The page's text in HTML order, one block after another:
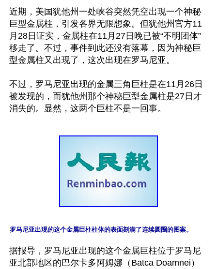
近期，美国犹他州一处峡谷突然凭空出现一个神秘
巨型金属柱，引发各界无限想象。但犹他州官方11
月28日证实，金属柱在11月27日晚已被“不明团体”
移走了。不过，事件到此还没有落幕，因为神秘巨
型金属柱又出现了，这次出现在罗马尼亚。
不过，罗马尼亚出现的金属三角巨柱是在11月26日
被发现的，而犹他州那个神秘巨型金属柱是27日才
罗马尼亚出现的这个金属巨柱柱体的表面刻满了连续圆圈的图案。
据报导，罗马尼亚出现的这个金属巨柱位于罗马尼
亚北部地区的巴尔卡多阿姆娜（Batca Doamnei）